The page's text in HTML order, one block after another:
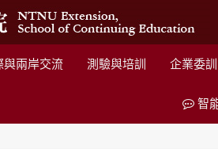
與兩岸交流 測驗與培訓 企業委訓
智